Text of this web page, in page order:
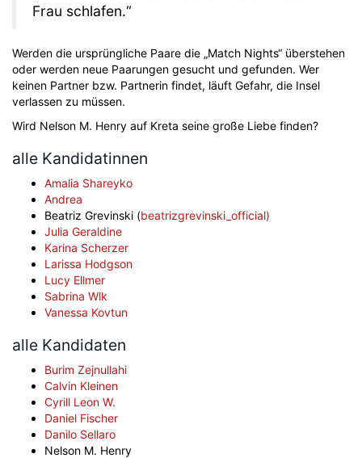
Frau schlafen.“
Werden die ursprüngliche Paare die „Match Nights“ überstehen
oder werden neue Paarungen gesucht und gefunden. Wer
keinen Partner bzw. Partnerin findet, läuft Gefahr, die Insel
verlassen zu müssen.
Wird Nelson M. Henry auf Kreta seine große Liebe finden?
alle Kandidatinnen
Amalia Shareyko
Andrea
Beatriz Grevinski (beatrizgrevinski_official)
Julia Geraldine
Karina Scherzer
Larissa Hodgson
Lucy Ellmer
Sabrina Wlk
Vanessa Kovtun
alle Kandidaten
Burim Zejnullahi
Calvin Kleinen
Cyrill Leon W.
Daniel Fischer
Danilo Sellaro
Nelson M. Henry